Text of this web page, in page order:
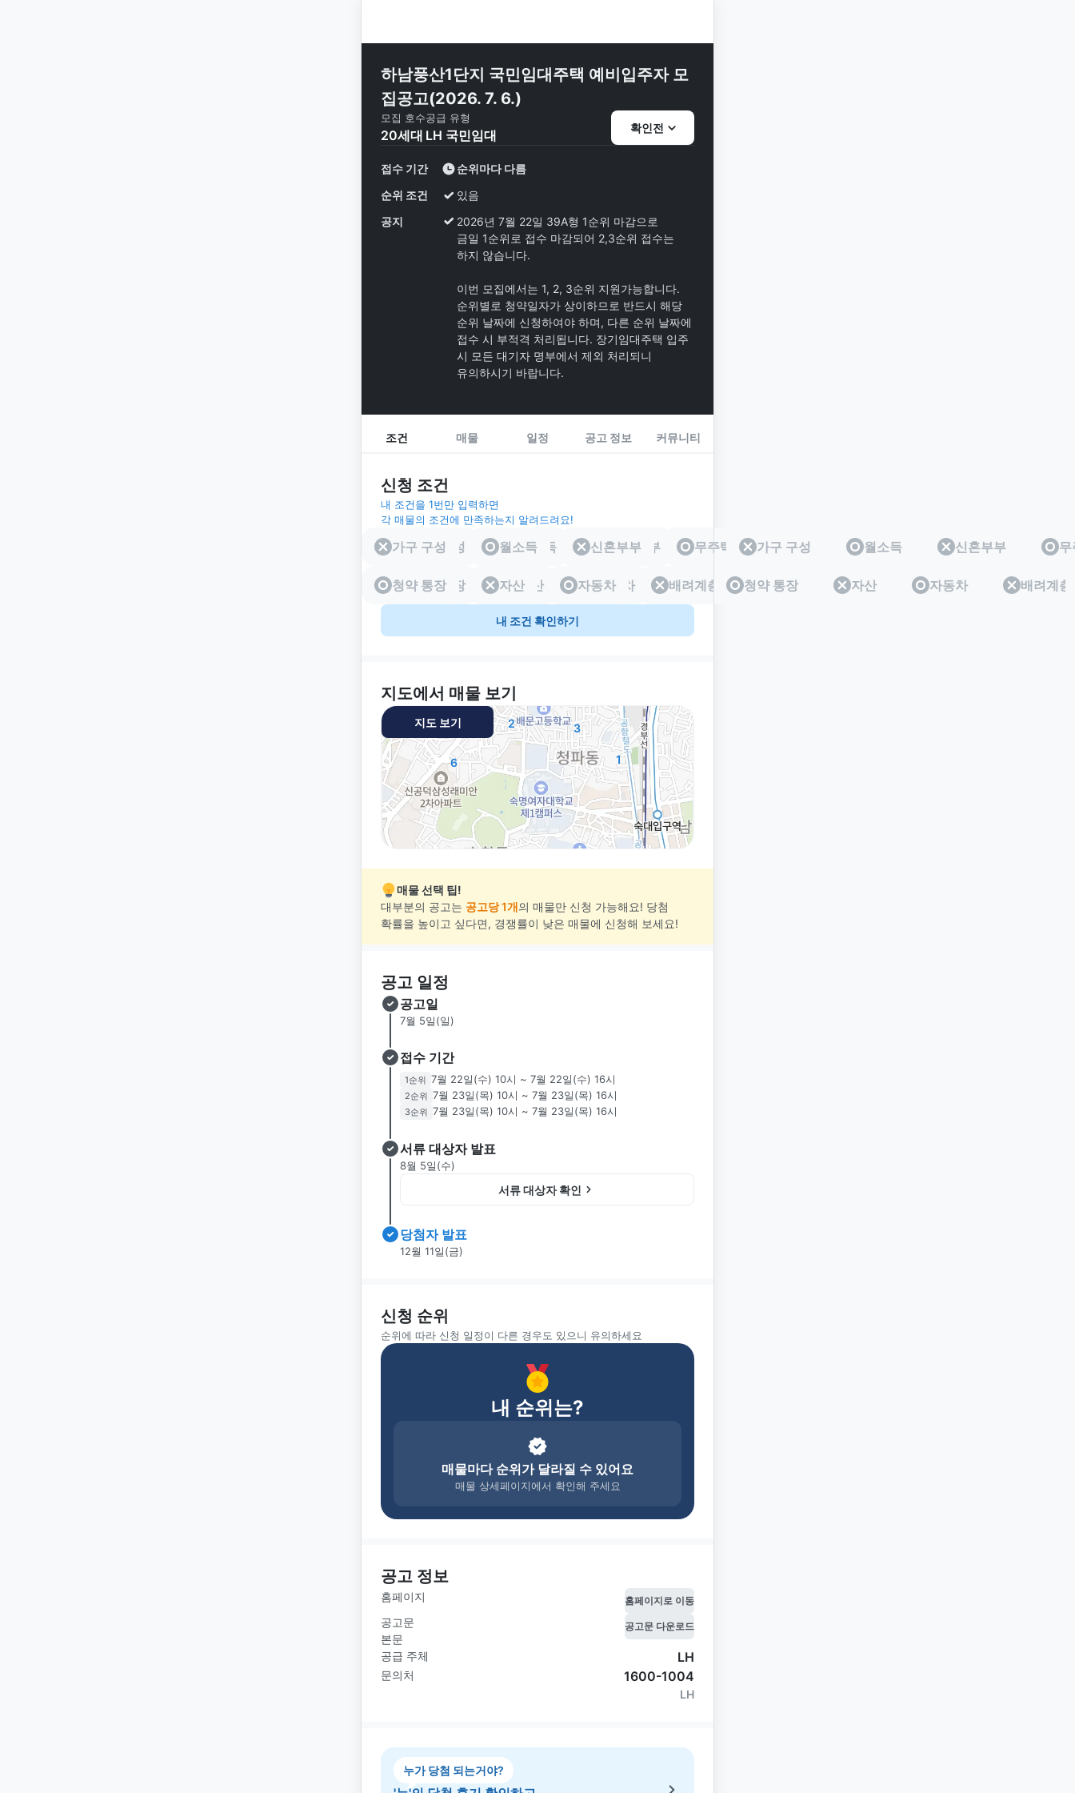
하남풍산1단지 국민임대주택 예비입주자 모
집공고(2026. 7. 6.)
모집 호수
20세대
공급 유형
LH 국민임대 확인전
접수 기간
순위마다 다름
순위 조건
있음
공지
2026년 7월 22일 39A형 1순위 마감으로
금일 1순위로 접수 마감되어 2,3순위 접수는
하지 않습니다.
이번 모집에서는 1, 2, 3순위 지원가능합니다.
순위별로 청약일자가 상이하므로 반드시 해당
순위 날짜에 신청하여야 하며, 다른 순위 날짜에
접수 시 부적격 처리됩니다. 장기임대주택 입주
시 모든 대기자 명부에서 제외 처리되니
유의하시기 바랍니다.
조건 매물 일정 공고 정보 커뮤니티
신청 조건
내 조건을 1번만 입력하면
각 매물의 조건에 만족하는지 알려드려요!
가구 구성 월소득 신혼부부 무주택
가구 구성 월소득 신혼부부 무주택 가구 구성 월소득 신혼부부
청약 통장 자산 자동차 배려계층
청약 통장 자산 자동차 배려계층 청약 통장 자산 자동차 배려계층
내 조건 확인하기
지도에서 매물 보기
6
2 3
1
지도 보기
매물 선택 팁!
대부분의 공고는 공고당 1개의 매물만 신청 가능해요! 당첨
확률을 높이고 싶다면, 경쟁률이 낮은 매물에 신청해 보세요!
공고 일정
공고일
7월 5일(일)
접수 기간
1순위 7월 22일(수) 10시 ~ 7월 22일(수) 16시
2순위 7월 23일(목) 10시 ~ 7월 23일(목) 16시
3순위 7월 23일(목) 10시 ~ 7월 23일(목) 16시
서류 대상자 발표
8월 5일(수)
서류 대상자 확인
당첨자 발표
12월 11일(금)
신청 순위
순위에 따라 신청 일정이 다른 경우도 있으니 유의하세요
내 순위는?
매물마다 순위가 달라질 수 있어요
매물 상세페이지에서 확인해 주세요
공고 정보
홈페이지 홈페이지로 이동
공고문
본문
공고문 다운로드
공급 주체 LH
문의처 1600-1004
LH
누가 당첨 되는거야?